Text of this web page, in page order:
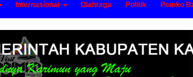
Internasional Olahraga Politik Pemko